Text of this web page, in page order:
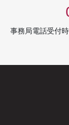
事務局電話受付